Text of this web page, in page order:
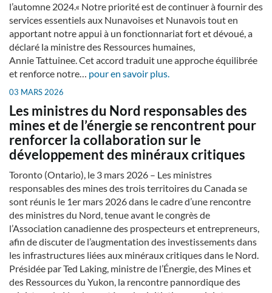
l’automne 2024.« Notre priorité est de continuer à fournir des
services essentiels aux Nunavoises et Nunavois tout en
apportant notre appui à un fonctionnariat fort et dévoué, a
déclaré la ministre des Ressources humaines,
Annie Tattuinee. Cet accord traduit une approche équilibrée
et renforce notre… pour en savoir plus.
03 MARS 2026
Les ministres du Nord responsables des
mines et de l’énergie se rencontrent pour
renforcer la collaboration sur le
développement des minéraux critiques
Toronto (Ontario), le 3 mars 2026 – Les ministres
responsables des mines des trois territoires du Canada se
sont réunis le 1er mars 2026 dans le cadre d’une rencontre
des ministres du Nord, tenue avant le congrès de
l’Association canadienne des prospecteurs et entrepreneurs,
afin de discuter de l’augmentation des investissements dans
les infrastructures liées aux minéraux critiques dans le Nord.
Présidée par Ted Laking, ministre de l’Énergie, des Mines et
des Ressources du Yukon, la rencontre pannordique des